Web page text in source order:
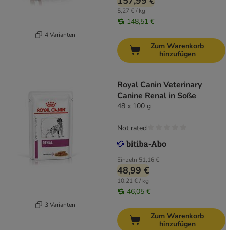
4 Varianten
5,27 € / kg
148,51 €
Zum Warenkorb
hinzufügen
3 Varianten
Royal Canin Veterinary
Canine Renal in Soße
48 x 100 g
Einzeln 51,16 €
48,99 €
10,21 € / kg
46,05 €
Not rated
Zum Warenkorb
hinzufügen